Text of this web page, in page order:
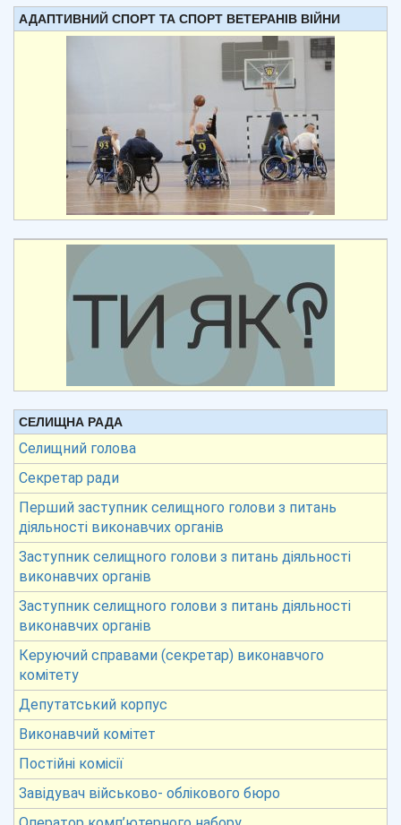
АДАПТИВНИЙ СПОРТ ТА СПОРТ ВЕТЕРАНІВ ВІЙНИ
СЕЛИЩНА РАДА
Селищний голова
Секретар ради
Перший заступник селищного голови з питань
діяльності виконавчих органів
Заступник селищного голови з питань діяльності
виконавчих органів
Заступник селищного голови з питань діяльності
виконавчих органів
Керуючий справами (секретар) виконавчого
комітету
Депутатський корпус
Виконавчий комітет
Постійні комісії
Завідувач військово- облікового бюро